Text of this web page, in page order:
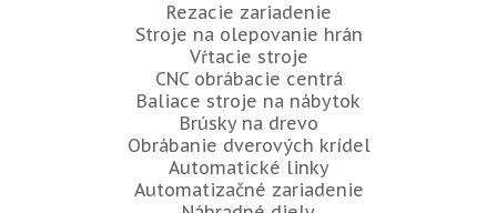
Rezacie zariadenie
Stroje na olepovanie hrán
Vŕtacie stroje
CNC obrábacie centrá
Baliace stroje na nábytok
Brúsky na drevo
Obrábanie dverových krídel
Automatické linky
Automatizačné zariadenie